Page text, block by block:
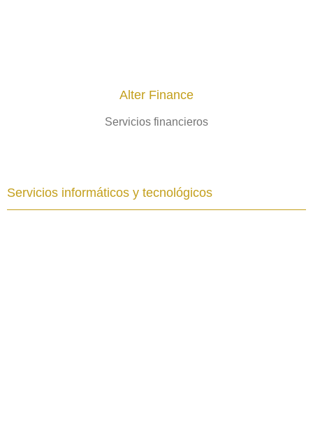
Alter Finance
Servicios financieros
Servicios informáticos y tecnológicos